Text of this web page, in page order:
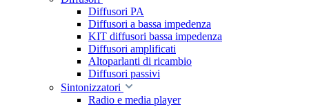
Diffusori PA
Diffusori a bassa impedenza
KIT diffusori bassa impedenza
Diffusori amplificati
Altoparlanti di ricambio
Diffusori passivi
Sintonizzatori
Radio e media player